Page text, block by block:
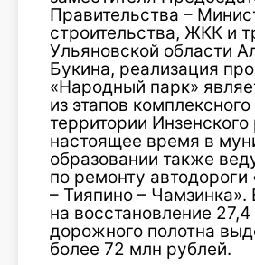
Правительства –
строительства, ЖКК и
Ульяновской области
Букина, реализация
«Народный парк»
из этапов
территории
настоящее время в
образовании также
по ремонту автодороги
– Тияпино – Чамзинка».
на восстановление
дорожного полотна
более 72 млн рублей.